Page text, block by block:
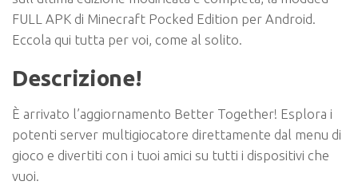
FULL APK di Minecraft Pocked Edition per Android.
Eccola qui tutta per voi, come al solito.
Descrizione!
È arrivato l’aggiornamento Better Together! Esplora i
potenti server multigiocatore direttamente dal menu di
gioco e divertiti con i tuoi amici su tutti i dispositivi che
vuoi.